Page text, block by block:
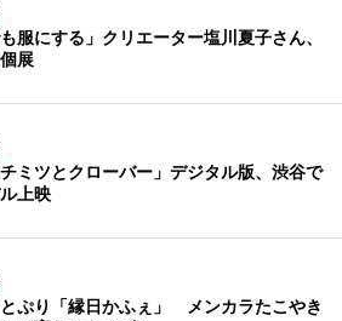
も服にする」クリエーター塩川夏子さん、
展
ミツとクローバー」デジタル版、渋谷で
上映
ぷり「縁日かふぇ」 メンカラたこやき